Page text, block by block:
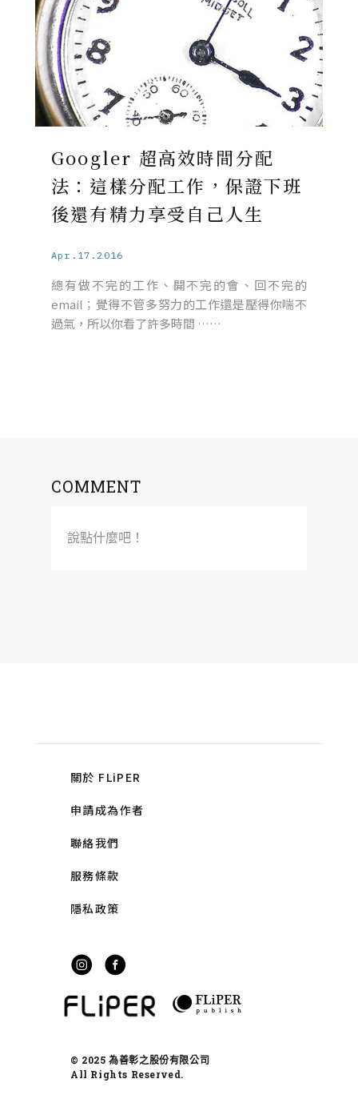
Googler 超高效時間分配
法：這樣分配工作，保證下班
後還有精力享受自己人生
Apr.17.2016
總有做不完的工作、開不完的會、回不完的
email；覺得不管多努力的工作還是壓得你喘不
過氣，所以你看了許多時間 ……
COMMENT
說點什麼吧！
關於 FLiPER
申請成為作者
聯絡我們
服務條款
隱私政策
© 2025 為善彰之股份有限公司
All Rights Reserved.